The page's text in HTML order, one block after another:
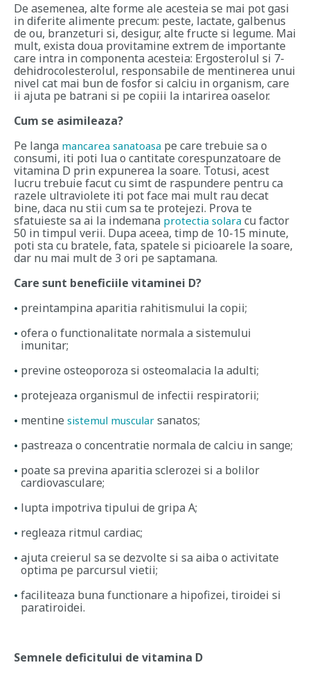
De asemenea, alte forme ale acesteia se mai pot gasi
in diferite alimente precum: peste, lactate, galbenus
de ou, branzeturi si, desigur, alte fructe si legume. Mai
mult, exista doua provitamine extrem de importante
care intra in componenta acesteia: Ergosterolul si 7-
dehidrocolesterolul, responsabile de mentinerea unui
nivel cat mai bun de fosfor si calciu in organism, care
ii ajuta pe batrani si pe copiii la intarirea oaselor.
Cum se asimileaza?
Pe langa mancarea sanatoasa pe care trebuie sa o
consumi, iti poti lua o cantitate corespunzatoare de
vitamina D prin expunerea la soare. Totusi, acest
lucru trebuie facut cu simt de raspundere pentru ca
razele ultraviolete iti pot face mai mult rau decat
bine, daca nu stii cum sa te protejezi. Prova te
sfatuieste sa ai la indemana protectia solara cu factor
50 in timpul verii. Dupa aceea, timp de 10-15 minute,
poti sta cu bratele, fata, spatele si picioarele la soare,
dar nu mai mult de 3 ori pe saptamana.
Care sunt beneficiile vitaminei D?
preintampina aparitia rahitismului la copii;
ofera o functionalitate normala a sistemului
imunitar;
previne osteoporoza si osteomalacia la adulti;
protejeaza organismul de infectii respiratorii;
mentine sistemul muscular sanatos;
pastreaza o concentratie normala de calciu in sange;
poate sa previna aparitia sclerozei si a bolilor
cardiovasculare;
lupta impotriva tipului de gripa A;
regleaza ritmul cardiac;
ajuta creierul sa se dezvolte si sa aiba o activitate
optima pe parcursul vietii;
faciliteaza buna functionare a hipofizei, tiroidei si
paratiroidei.
Semnele deficitului de vitamina D